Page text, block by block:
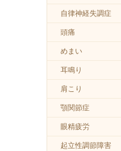
自律神経失調症
頭痛
めまい
耳鳴り
肩こり
顎関節症
眼精疲労
起立性調節障害